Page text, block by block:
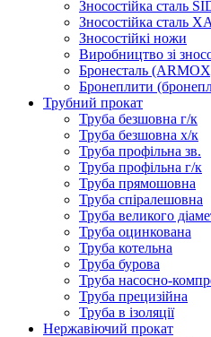
Зносостійка сталь
Зносостійка сталь
Зносостійкі ножи
Виробництво зі
Бронесталь
Бронеплити
Трубний прокат
Труба безшовна г/к
Труба безшовна х/к
Труба профільна зв.
Труба профільна г/к
Труба прямошовна
Труба спіралешовна
Труба великого
Труба оцинкована
Труба котельна
Труба бурова
Труба насосно-
Труба прецизійна
Труба в ізоляції
Нержавіючий прокат